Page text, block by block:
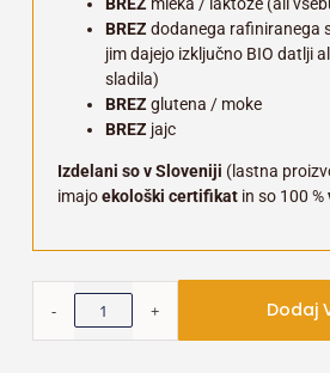
BREZ dodanega rafiniranega
jim dajejo izključno BIO datlji
sladila)
BREZ glutena / moke
BREZ jajc
Izdelani so v Sloveniji (lastna
imajoekološki certifikatin so 100 %
Dodaj